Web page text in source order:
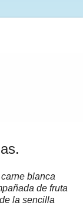
blanca
de fruta
la sencilla